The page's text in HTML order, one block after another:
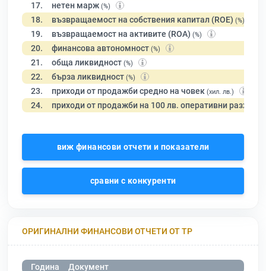
17. нетен марж (%)
18. възвращаемост на собствения капитал (ROE) (%)
19. възвращаемост на активите (ROA) (%)
20. финансова автономност (%)
21. обща ликвидност (%)
22. бърза ликвидност (%)
23. приходи от продажби средно на човек (хил. лв.)
24. приходи от продажби на 100 лв. оперативни разходи
виж финансови отчети и показатели
сравни с конкуренти
ОРИГИНАЛНИ ФИНАНСОВИ ОТЧЕТИ ОТ ТР
Година
Документ